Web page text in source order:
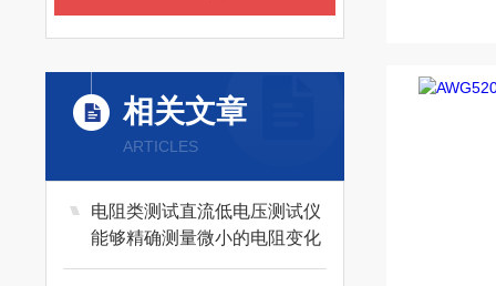
相关文章
ARTICLES
电阻类测试直流低电压测试仪
能够精确测量微小的电阻变化